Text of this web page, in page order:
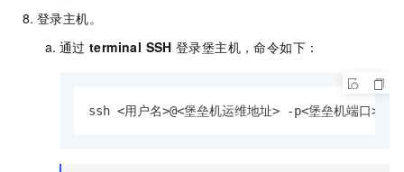
登录主机。
通过 terminal SSH 登录堡主机，命令如下：
ssh <用户名>@<堡垒机运维地址> -p<堡垒机端口>